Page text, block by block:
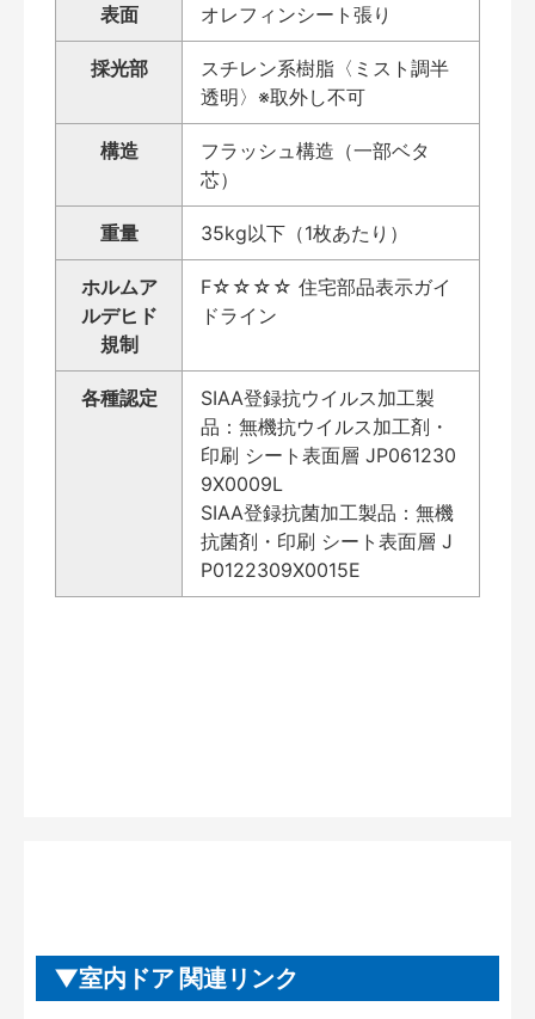
表面 オレフィンシート張り
採光部
スチレン系樹脂〈ミスト調半
透明〉※取外し不可
構造
フラッシュ構造（一部ベタ
芯）
重量 35kg以下（1枚あたり）
ホルムア
ルデヒド
規制
F☆☆☆☆ 住宅部品表示ガイ
ドライン
各種認定
SIAA登録抗ウイルス加工製
品：無機抗ウイルス加工剤・
印刷 シート表面層 JP061230
9X0009L
SIAA登録抗菌加工製品：無機
抗菌剤・印刷 シート表面層 J
P0122309X0015E
室内ドア 関連リンク